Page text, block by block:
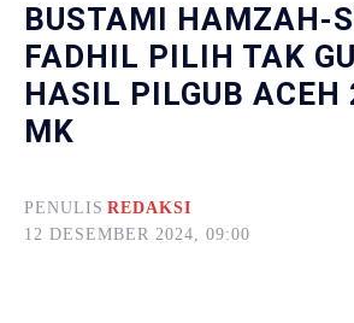
BUSTAMI HAMZAH-
FADHIL PILIH TAK
HASIL PILGUB ACEH
MK
PENULIS REDAKSI
12 DESEMBER 2024, 09:00